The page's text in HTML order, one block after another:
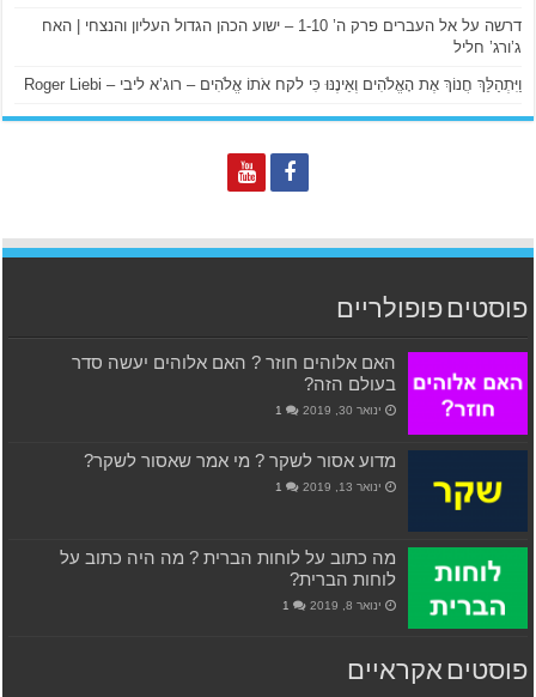
דרשה על אל העברים פרק ה’ 1-10 – ישוע הכהן הגדול העליון והנצחי | האח
ג’ורג’ חליל
וַיִּתְהַלֵּךְ חֲנוֹךְ אֶת הָאֱלֹהִים וְאֵינֶנּוּ כִּי לקח אֹתוֹ אֱלֹהִים – רוג’א ליבי – Roger Liebi
פוסטים פופולריים
האם אלוהים חוזר ? האם אלוהים יעשה סדר
בעולם הזה?
ינואר 30, 2019 1
מדוע אסור לשקר ? מי אמר שאסור לשקר?
ינואר 13, 2019 1
מה כתוב על לוחות הברית ? מה היה כתוב על
לוחות הברית?
ינואר 8, 2019 1
פוסטים אקראיים